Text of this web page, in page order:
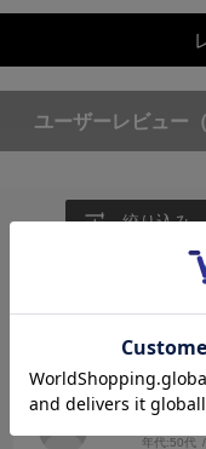
ユーザーレビュー
絞り込み
大満足のブラウス♪
サイズ：F カラー：IVORY
no
年代:50代